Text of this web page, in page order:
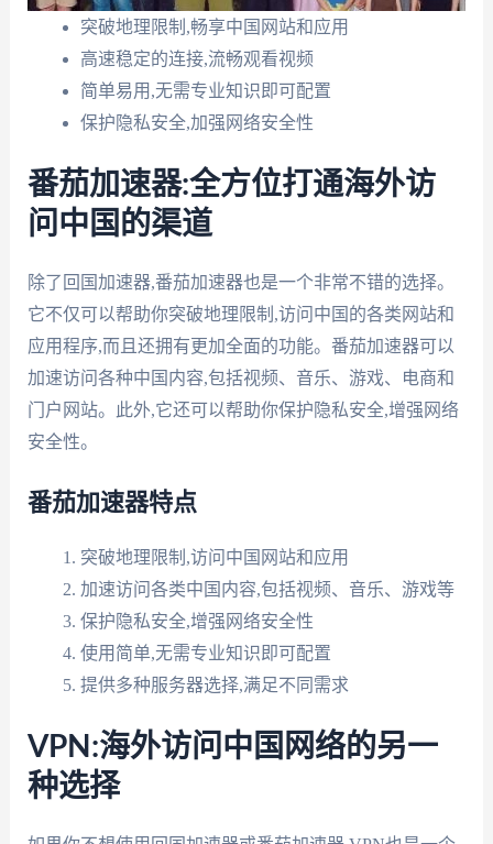
突破地理限制,畅享中国网站和应用
高速稳定的连接,流畅观看视频
简单易用,无需专业知识即可配置
保护隐私安全,加强网络安全性
番茄加速器:全方位打通海外访
问中国的渠道
除了回国加速器,番茄加速器也是一个非常不错的选择。
它不仅可以帮助你突破地理限制,访问中国的各类网站和
应用程序,而且还拥有更加全面的功能。番茄加速器可以
加速访问各种中国内容,包括视频、音乐、游戏、电商和
门户网站。此外,它还可以帮助你保护隐私安全,增强网络
安全性。
番茄加速器特点
突破地理限制,访问中国网站和应用
加速访问各类中国内容,包括视频、音乐、游戏等
保护隐私安全,增强网络安全性
使用简单,无需专业知识即可配置
提供多种服务器选择,满足不同需求
VPN:海外访问中国网络的另一
种选择